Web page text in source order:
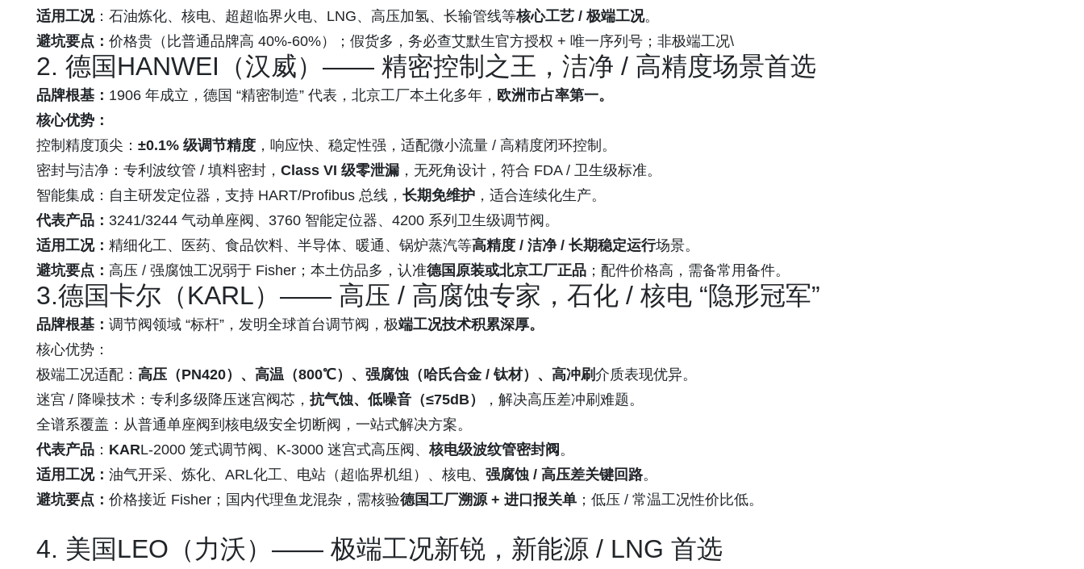
适用工况：石油炼化、核电、超超临界火电、LNG、高压加氢、长输管线等核心工艺 / 极端工况。
避坑要点： 价格贵（比普通品牌高 40%-60%）；假货多，务必查艾默生官方授权 + 唯一序列号；非极端工况\
2. 德国HANWEI（汉威） —— 精密控制之王，洁净 / 高精度场景首选
品牌根基： 1906 年成立，德国 “精密制造” 代表，北京工厂本土化多年， 欧洲市占率第一。
核心优势：
控制精度顶尖： ±0.1% 级调节精度 ，响应快、稳定性强，适配微小流量 / 高精度闭环控制。
密封与洁净：专利波纹管 / 填料密封， Class VI 级零泄漏 ，无死角设计，符合 FDA / 卫生级标准。
智能集成：自主研发定位器，支持 HART/Profibus 总线， 长期免维护 ，适合连续化生产。
代表产品： 3241/3244 气动单座阀、3760 智能定位器、4200 系列卫生级调节阀。
适用工况： 精细化工、医药、食品饮料、半导体、暖通、锅炉蒸汽等高精度 / 洁净 / 长期稳定运行场景。
避坑要点： 高压 / 强腐蚀工况弱于 Fisher；本土仿品多，认准德国原装或北京工厂正品 ；配件价格高，需备常用备件。
3.德国卡尔（KARL） —— 高压 / 高腐蚀专家，石化 / 核电 “隐形冠军”
品牌根基： 调节阀领域 “标杆”，发明全球首台调节阀，极端工况技术积累深厚。
核心优势：
极端工况适配： 高压（PN420）、高温（800℃）、强腐蚀（哈氏合金 / 钛材）、高冲刷介质表现优异。
迷宫 / 降噪技术：专利多级降压迷宫阀芯， 抗气蚀、低噪音（≤75dB）
，解决高压差冲刷难题。
全谱系覆盖：从普通单座阀到核电级安全切断阀，一站式解决方案。
代表产品 ： KARL-2000 笼式调节阀、K-3000 迷宫式高压阀、核电级波纹管密封阀 。
适用工况： 油气开采、炼化、ARL化工、电站（超临界机组）、核电、 强腐蚀 / 高压差关键回路。
避坑要点： 价格接近 Fisher；国内代理鱼龙混杂，需核验德国工厂溯源 + 进口报关单 ；低压 / 常温工况性价比低。
4. 美国LEO（力沃） —— 极端工况新锐，新能源 / LNG 首选